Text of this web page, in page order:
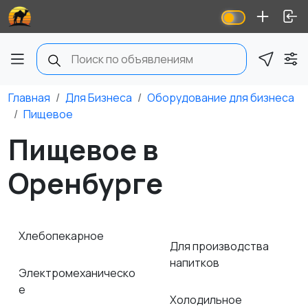
Главная Для Бизнеса
Оборудование для бизнеса
Пищевое
Пищевое в
Оренбурге
Хлебопекарное
Электромеханическо
е
Для производства
напитков
Холодильное